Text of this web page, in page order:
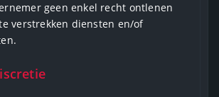
geen enkel recht ontlenen
verstrekken diensten en/of